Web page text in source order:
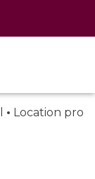
Location pro